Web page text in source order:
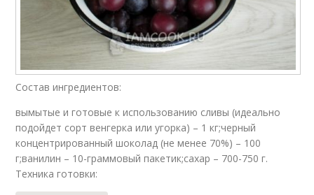
Состав ингредиентов:
вымытые и готовые к использованию сливы (идеально
подойдет сорт венгерка или угорка) – 1 кг;черный
концентрированный шоколад (не менее 70%) – 100
г;ванилин – 10-граммовый пакетик;сахар – 700-750 г.
Техника готовки: